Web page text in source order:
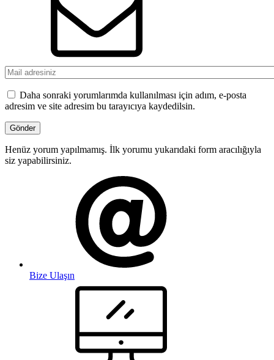
Daha sonraki yorumlarımda kullanılması için adım, e-posta
adresim ve site adresim bu tarayıcıya kaydedilsin.
Henüz yorum yapılmamış. İlk yorumu yukarıdaki form aracılığıyla
siz yapabilirsiniz.
Bize Ulaşın